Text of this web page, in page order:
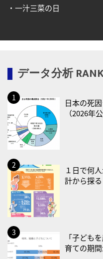
・一汁三菜の日
・減塩の日
・防犯の日
2026/08/19(水)
・世界人道デー
・食育の日
2026/08/21(金)
・献血の日
2026/08/22(土)
・禁煙の日
・不眠の日
・乳酸菌の日
データ分析
日本の死
（2026年公
１日で何
計から探る
「子ども
育ての期